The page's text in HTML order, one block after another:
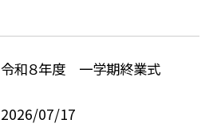
令和８年度 一学期終業式
2026/07/17